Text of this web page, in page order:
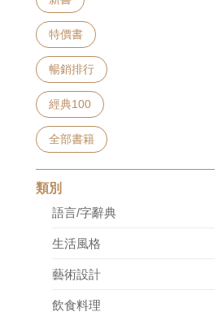
特價書
暢銷排行
經典100
全部書籍
類別
語言/字辭典
生活風格
藝術設計
飲食料理